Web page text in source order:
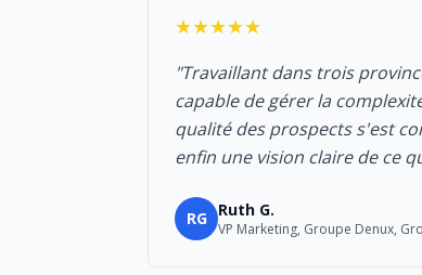
★★★★★
"Travaillant dans trois
capable de gérer la
qualité des prospects s'est
enfin une vision claire de ce
RG Ruth G.
VP Marketing, Groupe Denux,